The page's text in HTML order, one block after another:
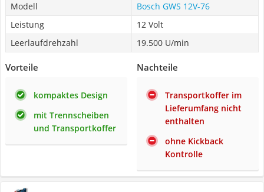
Modell
Bosch GWS 12V-76
Leistung
12 Volt
Leerlaufdrehzahl
19.500 U/min
Vorteile
kompaktes Design
mit Trennscheiben
und Transportkoffer
Nachteile
Transportkoffer im
Lieferumfang nicht
enthalten
ohne Kickback
Kontrolle